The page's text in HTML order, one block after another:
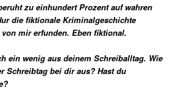
zu einhundert Prozent auf wahren
die fiktionale Kriminalgeschichte
mir erfunden. Eben fiktional.
ein wenig aus deinem Schreiballtag. Wie
Schreibtag bei dir aus? Hast du